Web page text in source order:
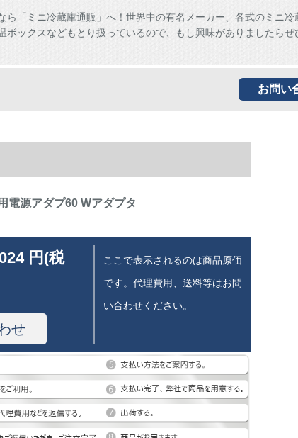
ら「ミニ冷蔵庫通販」へ！世界中の有名メーカー、各式のミニ冷
ボックスなどもとり扱っているので、もし興味がありましたらぜ
お問い
電源アダプ60 Wアダプタ
円(税
せ
ここで表示されるのは商品原価
です。代理費用、送料等はお問
い合わせください。